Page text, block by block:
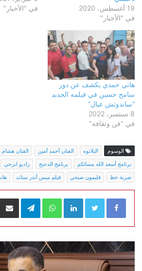
19 أغسطس، 2020
في "الأخبار"
في "الأخبار"
هاني حمدي يكشف عن دور
سامح حسين في فيلمه الجديد
“ساندوتش عيال”
8 سبتمبر، 2022
في "فن وثقافة"
الوسوم البلاتوه الفنان أحمد أمين
الفنان
برنامج أسعد الله مسائكم
برنامج الدحيح راديو انرجي
ضربة حظ
فليمون صبحي فيلم ميس أندر ستاند
LinkedIn
WhatsApp